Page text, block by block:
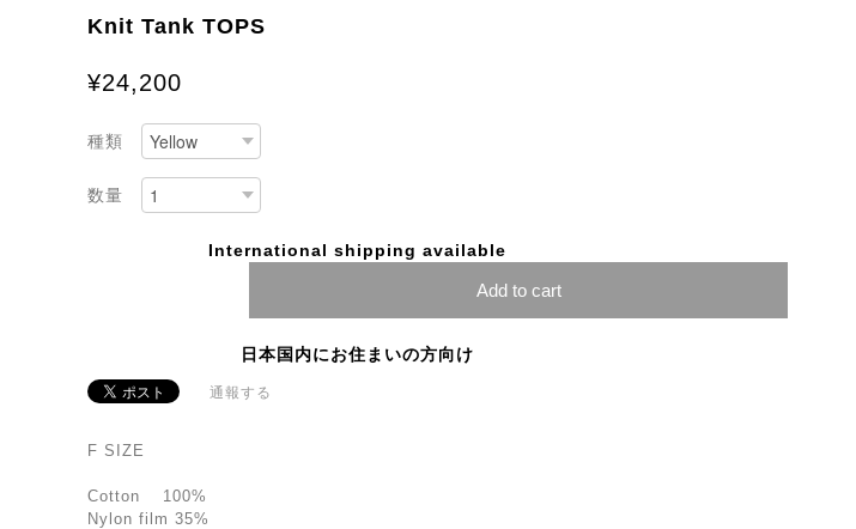
Knit Tank TOPS
¥24,200
種類
数量
International shipping available
Add to cart
日本国内にお住まいの方向け
通報する
F SIZE
Cotton 100%
Nylon film 35%